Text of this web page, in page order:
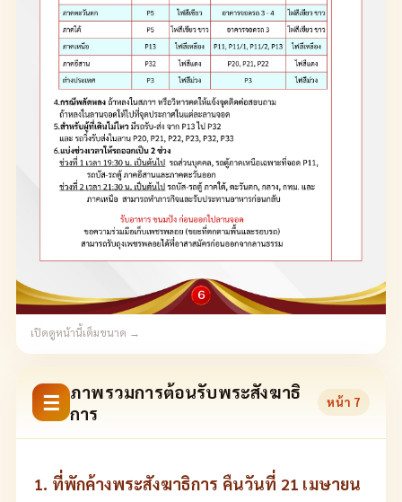
เปิดดูหน้านี้เต็มขนาด →
☰ ภาพรวมการต้อนรับพระสังฆาธิ
การ
หน้า 7
1. ที่พักค้างพระสังฆาธิการ คืนวันที่ 21 เมษายน